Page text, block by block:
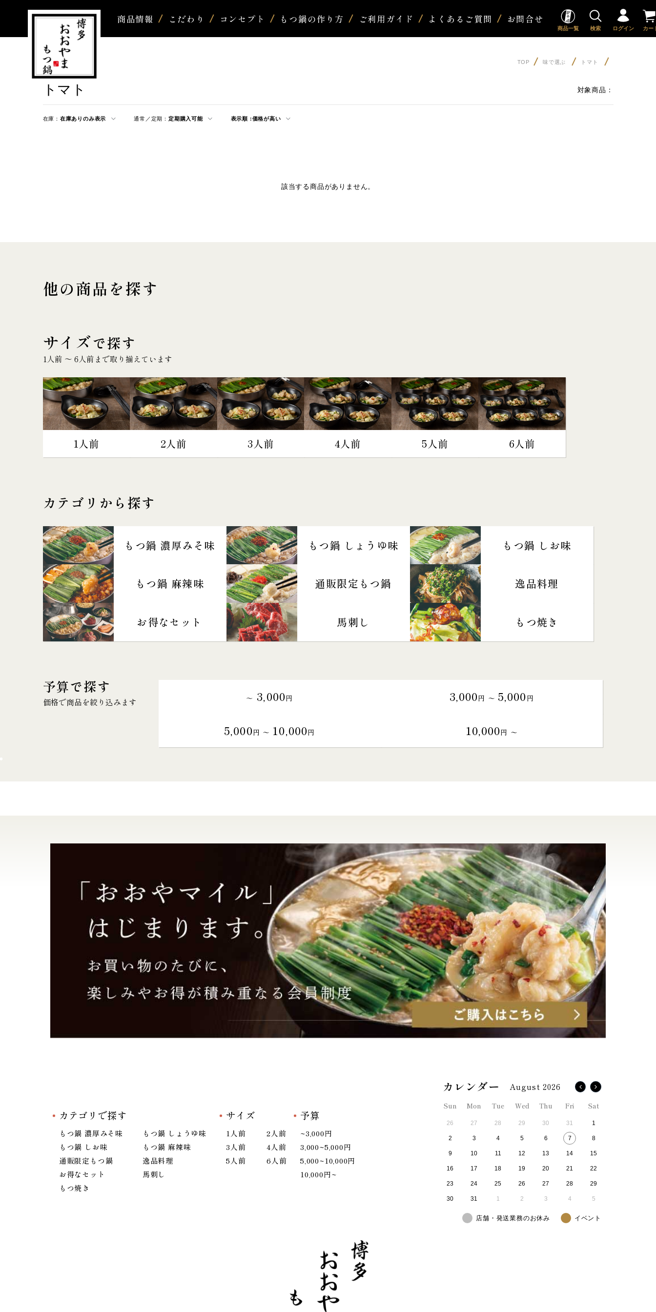
商品情報 こだわり コンセプト もつ鍋の作り方 ご利用ガイド よくあるご質問 お問合せ
商品一覧 検索 ログイン カー
TOP 味で選ぶ トマト
トマト 対象商品：
在庫： 在庫ありのみ表示 通常／定期： 定期購入可能 表示順 :価格が高い
該当する商品がありません。
他の商品を探す
サイズで探す
1人前 〜 6人前まで取り揃えています
1人前 2人前 3人前 4人前 5人前 6人前
カテゴリから探す
もつ鍋 濃厚みそ味 もつ鍋 しょうゆ味 もつ鍋 しお味
もつ鍋 麻辣味 通販限定もつ鍋 逸品料理
お得なセット 馬刺し もつ焼き
予算で探す
価格で商品を絞り込みます ～ 3,000円 3,000円 〜 5,000円
5,000円 〜 10,000円 10,000円 〜
カテゴリで探す
もつ鍋 濃厚みそ味
もつ鍋 しょうゆ味
もつ鍋 しお味
もつ鍋 麻辣味
通販限定もつ鍋
逸品料理
お得なセット
馬刺し
もつ焼き
サイズ
1人前
2人前
3人前
4人前
5人前
6人前
予算
~3,000円
3,000~5,000円
5,000~10,000円
10,000円~
August 2026
Sun Mon Tue Wed Thu Fri Sat
26 27 28 29 30 31 1
2 3 4 5 6 7 8
9 10 11 12 13 14 15
16 17 18 19 20 21 22
23 24 25 26 27 28 29
30 31 1 2 3 4 5
店舗・発送業務のお休み イベント